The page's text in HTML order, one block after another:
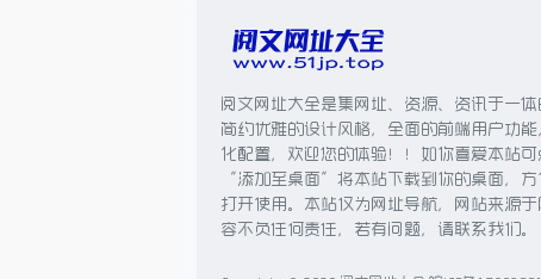
阅文网址大全是集网址、资源、资讯于一体
简约优雅的设计风格，全面的前端用户功
化配置，欢迎您的体验！！如你喜爱本站
“添加至桌面”将本站下载到你的桌面，方
打开使用。本站仅为网址导航，网站来源于
容不负任何责任，若有问题，请联系我们。